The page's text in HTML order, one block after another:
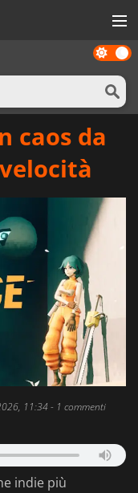
Dark
mode
caos da
11:34- 1 commenti
indie più